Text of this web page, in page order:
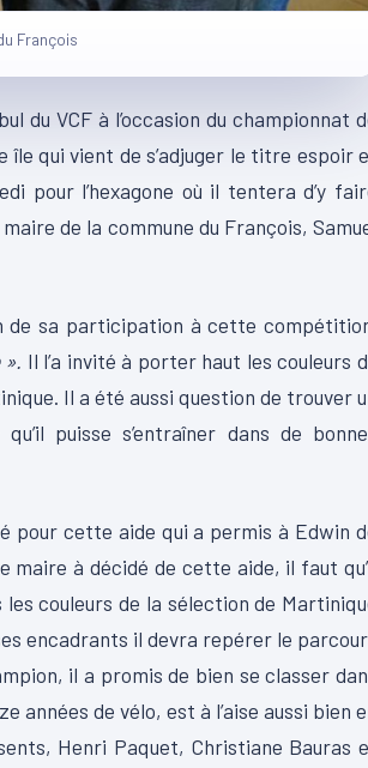
François
du VCF à l’occasion du championnat
île qui vient de s’adjuger le titre espoir
pour l’hexagone où il tentera d’y
de la commune du François,
de sa participation à cette
». Il l’a invité à porter haut les couleurs
Il a été aussi question de trouver
puisse s’entraîner dans de
pour cette aide qui a permis à Edwin
maire à décidé de cette aide, il faut
couleurs de la sélection de
encadrants il devra repérer le
il a promis de bien se classer
de vélo, est à l’aise aussi bien
Henri Paquet, Christiane Bauras